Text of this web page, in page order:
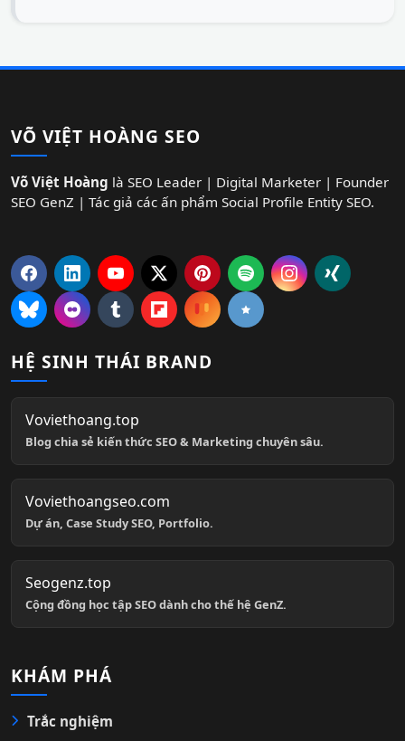
VÕ VIỆT HOÀNG SEO
Võ Việt Hoàng là SEO Leader | Digital Marketer | Founder
SEO GenZ | Tác giả các ấn phẩm Social Profile Entity SEO.
HỆ SINH THÁI BRAND
Voviethoang.top
Blog chia sẻ kiến thức SEO & Marketing chuyên sâu.
Voviethoangseo.com
Dự án, Case Study SEO, Portfolio.
Seogenz.top
Cộng đồng học tập SEO dành cho thế hệ GenZ.
KHÁM PHÁ
Trắc nghiệm